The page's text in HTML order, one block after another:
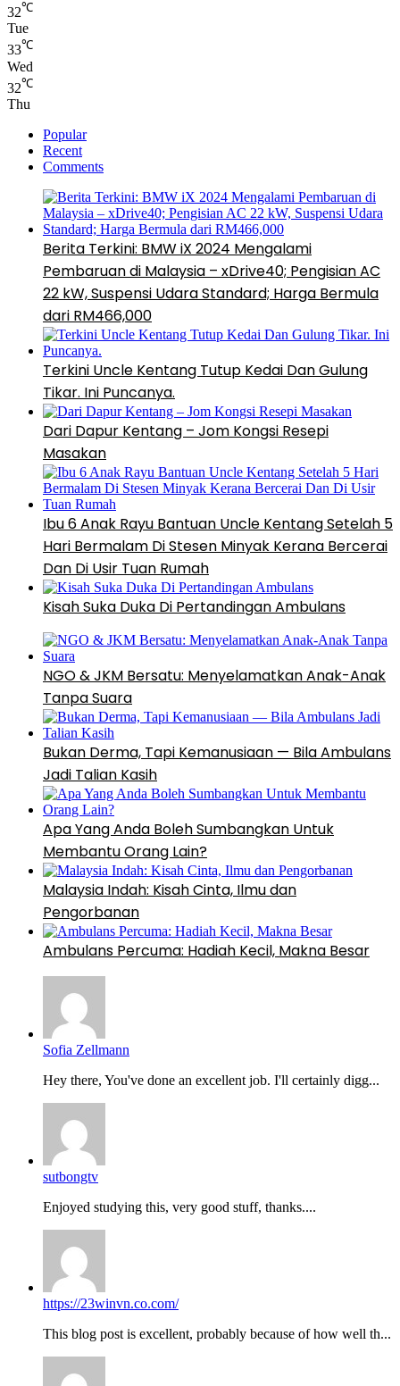
32℃
Tue
33℃
Wed
32℃
Thu
Popular
Recent
Comments
Berita Terkini: BMW iX 2024 Mengalami
Pembaruan di Malaysia – xDrive40; Pengisian AC
22 kW, Suspensi Udara Standard; Harga Bermula
dari RM466,000
Terkini Uncle Kentang Tutup Kedai Dan Gulung
Tikar. Ini Puncanya.
Dari Dapur Kentang – Jom Kongsi Resepi
Masakan
Ibu 6 Anak Rayu Bantuan Uncle Kentang Setelah 5
Hari Bermalam Di Stesen Minyak Kerana Bercerai
Dan Di Usir Tuan Rumah
Kisah Suka Duka Di Pertandingan Ambulans
NGO & JKM Bersatu: Menyelamatkan Anak-Anak
Tanpa Suara
Bukan Derma, Tapi Kemanusiaan — Bila Ambulans
Jadi Talian Kasih
Apa Yang Anda Boleh Sumbangkan Untuk
Membantu Orang Lain?
Malaysia Indah: Kisah Cinta, Ilmu dan
Pengorbanan
Ambulans Percuma: Hadiah Kecil, Makna Besar
Sofia Zellmann
Hey there, You've done an excellent job. I'll certainly digg...
sutbongtv
Enjoyed studying this, very good stuff, thanks....
https://23winvn.co.com/
This blog post is excellent, probably because of how well th...